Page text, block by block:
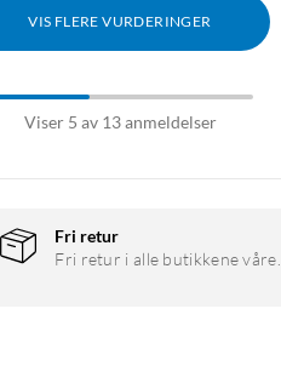
VIS FLERE VURDERINGER
Viser 5 av 13 anmeldelser
Fri retur
Fri retur i alle butikkene våre.